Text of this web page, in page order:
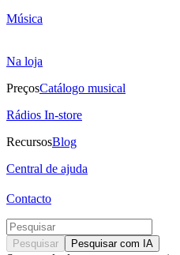
Música
Na loja
PreçosCatálogo musical
Rádios In-store
RecursosBlog
Central de ajuda
Contacto
Pesquisar Pesquisar com IA